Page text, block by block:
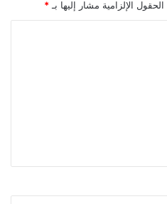
الحقول الإلزامية مشار إليها بـ *